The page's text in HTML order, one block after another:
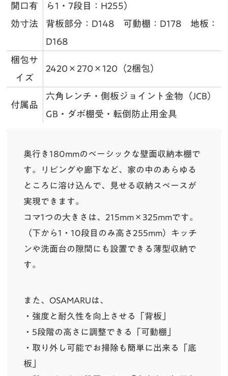
開口有
効寸法
ら1・7段目：H255）
背板部分：D148 可動棚：D178 地板：
D168
梱包サ
イズ
2420×270×120（2梱包）
付属品
六角レンチ・側板ジョイント金物（JCB）
GB・ダボ棚受・転倒防止用金具
奥行き180mmのベーシックな壁面収納本棚で
す。リビングや廊下など、家の中のあらゆる
ところに溶け込んで、見せる収納スペースが
実現できます。
コマ1つの大きさは、215mm×325mmです。
（下から1・10段目のみ高さ255mm）キッチ
ンや洗面台の隙間にも設置できる薄型収納で
す。
また、OSAMARUは、
・強度と耐久性を向上させる「背板」
・5段階の高さに調整できる「可動棚」
・取り外し可能でお掃除も簡単に出来る「底
板」